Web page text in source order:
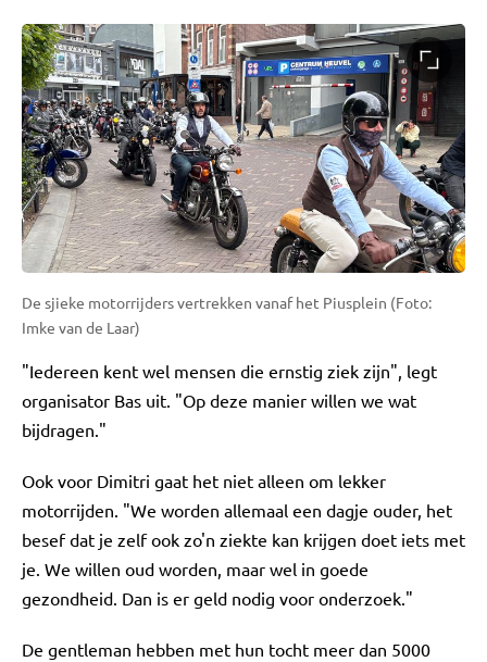
De sjieke motorrijders vertrekken vanaf het Piusplein (Foto:
Imke van de Laar)
"Iedereen kent wel mensen die ernstig ziek zijn", legt
organisator Bas uit. "Op deze manier willen we wat
bijdragen."
Ook voor Dimitri gaat het niet alleen om lekker
motorrijden. "We worden allemaal een dagje ouder, het
besef dat je zelf ook zo'n ziekte kan krijgen doet iets met
je. We willen oud worden, maar wel in goede
gezondheid. Dan is er geld nodig voor onderzoek."
De gentleman hebben met hun tocht meer dan 5000